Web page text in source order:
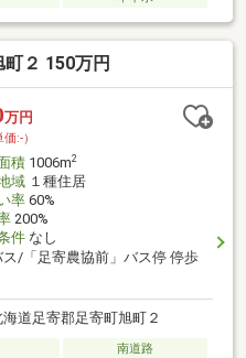
２ 150万円
万円
価:-）
積1006m2
域１種住居
率60%
200%
件なし
ス/「足寄農協前」バス停 停歩
海道足寄郡足寄町旭町２
南道路